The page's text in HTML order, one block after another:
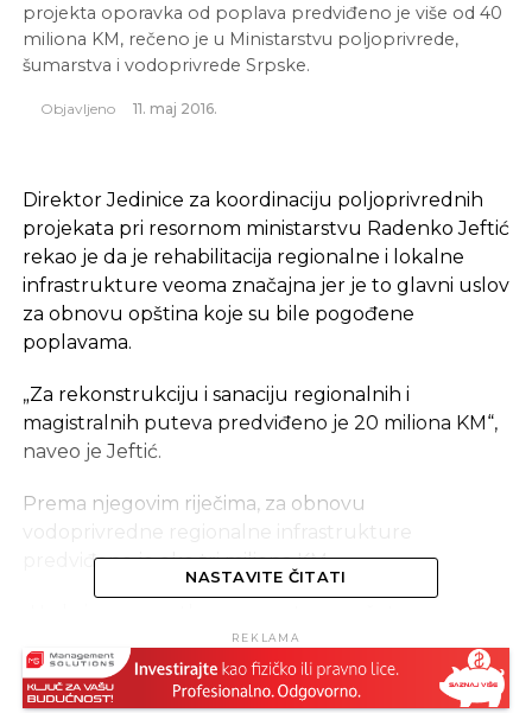
projekta oporavka od poplava predviđeno je više od 40
miliona KM, rečeno je u Ministarstvu poljoprivrede,
šumarstva i vodoprivrede Srpske.
Objavljeno 11. maj 2016.
Direktor Jedinice za koordinaciju poljoprivrednih
projekata pri resornom ministarstvu Radenko Jeftić
rekao je da je rehabilitacija regionalne i lokalne
infrastrukture veoma značajna jer je to glavni uslov
za obnovu opština koje su bile pogođene
poplavama.
„Za rekonstrukciju i sanaciju regionalnih i
magistralnih puteva predviđeno je 20 miliona KM“,
naveo je Jeftić.
Prema njegovim riječima, za obnovu
vodoprivredne regionalne infrastrukture
predviđeno je oko tri miliona KM.
aktivnosti na projektovanju uređenja vodnog
režima rijeke Vrbanje u banjalučkom naselju
Česma i sanaciji unskog nasipa u Kozarskoj Dubici“,
NASTAVITE ČITATI
REKLAMA